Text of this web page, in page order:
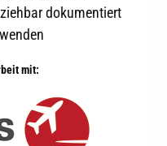
dokumentiert
mit: